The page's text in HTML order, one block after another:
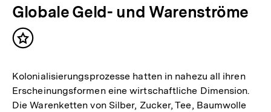
Globale Geld- und Warenströme
Inhalt
Kolonialisierungsprozesse hatten in nahezu all ihren
Erscheinungsformen eine wirtschaftliche Dimension.
Die Warenketten von Silber, Zucker, Tee, Baumwolle